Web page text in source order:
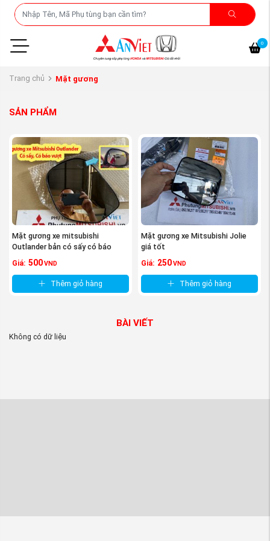
0
Trang chủ Mặt gương
SẢN PHẨM
Mặt gương xe mitsubishi
Outlander bản có sấy có báo
Giá: 500 VND
Thêm giỏ hàng
Mặt gương xe Mitsubishi Jolie
giá tốt
Giá: 250 VND
Thêm giỏ hàng
BÀI VIẾT
Không có dữ liệu